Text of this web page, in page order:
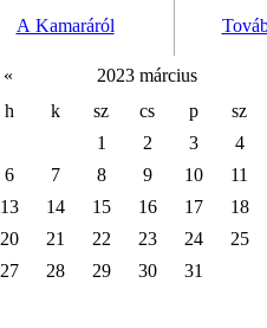
A Kamaráról
«
2023 március
h
k sz cs p
sz
1
2 3
4
6
7 8 9 10
11
13
14 15 16 17
18
20
21 22 23 24
25
27
28 29 30 31